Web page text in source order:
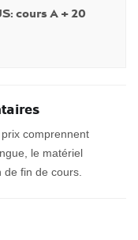
cours A + 20
prix comprennent
le matériel
de fin de cours.